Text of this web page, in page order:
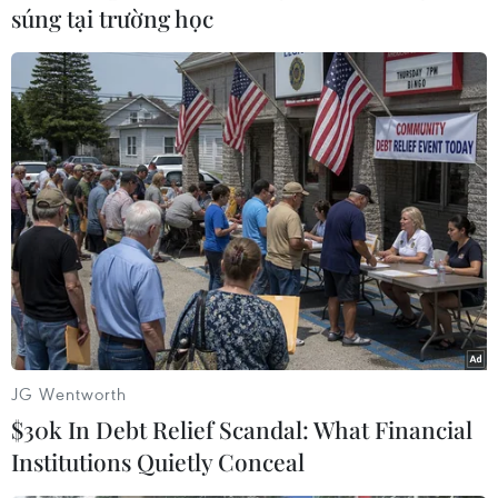
#Chính phủ Nga
Nga
Theo dõi VietnamPlus
TIN LIÊN QUAN
súng tại trường học
JG Wentworth
$30k In Debt Relief Scandal: What Financial
Institutions Quietly Conceal